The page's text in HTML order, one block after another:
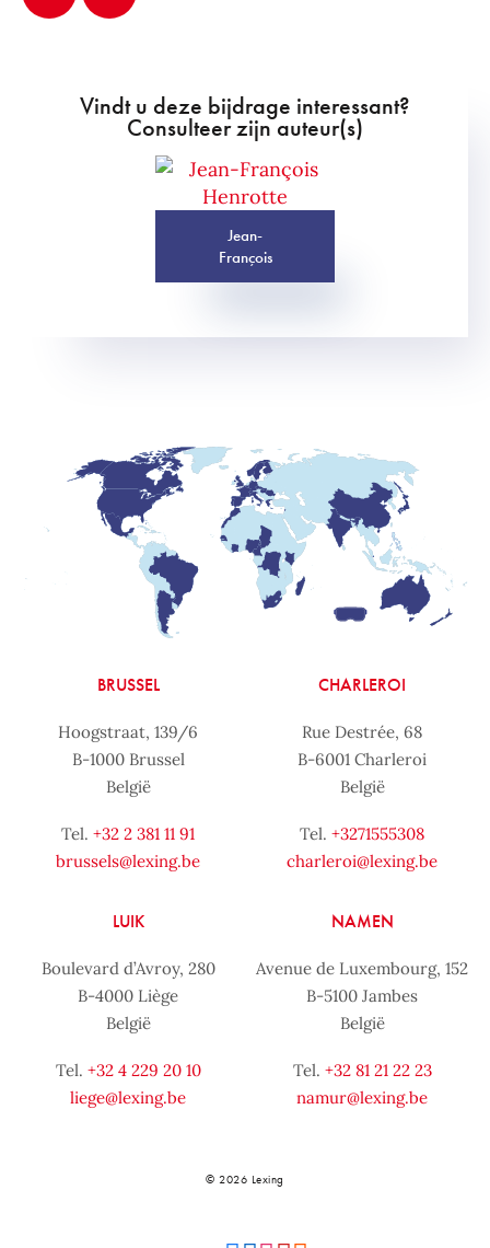
Vindt u deze bijdrage interessant?
Consulteer zijn auteur(s)
Jean-
François
BRUSSEL
Hoogstraat, 139/6
B-1000 Brussel
België
Tel. +32 2 381 11 91
brussels@lexing.be
CHARLEROI
Rue Destrée, 68
B-6001 Charleroi
België
Tel. +3271555308
charleroi@lexing.be
LUIK
Boulevard d’Avroy, 280
B-4000 Liège
België
Tel. +32 4 229 20 10
liege@lexing.be
NAMEN
Avenue de Luxembourg, 152
B-5100 Jambes
België
Tel. +32 81 21 22 23
namur@lexing.be
© 2026 Lexing